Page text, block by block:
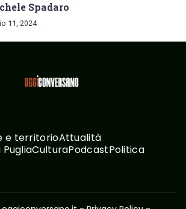
Spadaro
11, 2024
e territorioAttualità
CulturaPodcastPolitica